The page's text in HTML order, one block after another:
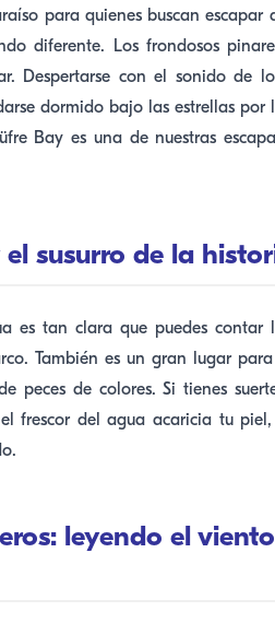
para quienes buscan escapar
diferente. Los frondosos
Despertarse con el sonido de
dormido bajo las estrellas por
Bay es una de nuestras
susurro de la
es tan clara que puedes contar
También es un gran lugar
peces de colores. Si tienes
frescor del agua acaricia tu
leyendo el